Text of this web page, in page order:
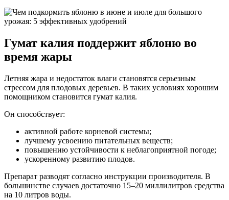
Гумат калия поддержит яблоню во
время жары
Летняя жара и недостаток влаги становятся серьезным
стрессом для плодовых деревьев. В таких условиях хорошим
помощником становится гумат калия.
Он способствует:
активной работе корневой системы;
лучшему усвоению питательных веществ;
повышению устойчивости к неблагоприятной погоде;
ускоренному развитию плодов.
Препарат разводят согласно инструкции производителя. В
большинстве случаев достаточно 15–20 миллилитров средства
на 10 литров воды.